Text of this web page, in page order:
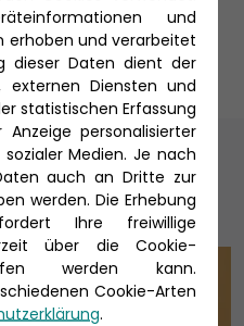
und
erhoben und verarbeitet
dieser Daten dient der
externen Diensten und
statistischen Erfassung
personalisierter
Medien. Je nach
auch an Dritte zur
werden. Die Erhebung
Ihre freiwillige
über die Cookie-
werden kann.
Cookie-Arten
.